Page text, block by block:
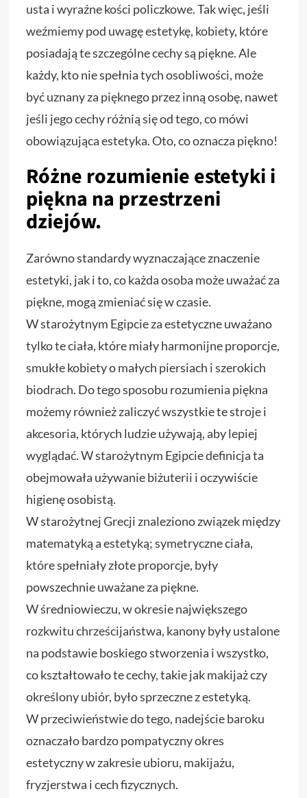
usta i wyraźne kości policzkowe. Tak więc, jeśli
weźmiemy pod uwagę estetykę, kobiety, które
posiadają te szczególne cechy są piękne. Ale
każdy, kto nie spełnia tych osobliwości, może
być uznany za pięknego przez inną osobę, nawet
jeśli jego cechy różnią się od tego, co mówi
obowiązująca estetyka. Oto, co oznacza piękno!
Różne rozumienie estetyki i
piękna na przestrzeni
dziejów.
Zarówno standardy wyznaczające znaczenie
estetyki, jak i to, co każda osoba może uważać za
piękne, mogą zmieniać się w czasie.
W starożytnym Egipcie za estetyczne uważano
tylko te ciała, które miały harmonijne proporcje,
smukłe kobiety o małych piersiach i szerokich
biodrach. Do tego sposobu rozumienia piękna
możemy również zaliczyć wszystkie te stroje i
akcesoria, których ludzie używają, aby lepiej
wyglądać. W starożytnym Egipcie definicja ta
obejmowała używanie biżuterii i oczywiście
higienę osobistą.
W starożytnej Grecji znaleziono związek między
matematyką a estetyką; symetryczne ciała,
które spełniały złote proporcje, były
powszechnie uważane za piękne.
W średniowieczu, w okresie największego
rozkwitu chrześcijaństwa, kanony były ustalone
na podstawie boskiego stworzenia i wszystko,
co kształtowało te cechy, takie jak makijaż czy
określony ubiór, było sprzeczne z estetyką.
W przeciwieństwie do tego, nadejście baroku
oznaczało bardzo pompatyczny okres
estetyczny w zakresie ubioru, makijażu,
fryzjerstwa i cech fizycznych.